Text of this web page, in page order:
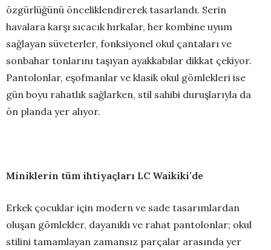
özgürlüğünü önceliklendirerek tasarlandı. Serin
havalara karşı sıcacık hırkalar, her kombine uyum
sağlayan süveterler, fonksiyonel okul çantaları ve
sonbahar tonlarını taşıyan ayakkabılar dikkat çekiyor.
Pantolonlar, eşofmanlar ve klasik okul gömlekleri ise
gün boyu rahatlık sağlarken, stil sahibi duruşlarıyla da
ön planda yer alıyor.
Miniklerin tüm ihtiyaçları LC Waikiki’de
Erkek çocuklar için modern ve sade tasarımlardan
oluşan gömlekler, dayanıklı ve rahat pantolonlar; okul
stilini tamamlayan zamansız parçalar arasında yer